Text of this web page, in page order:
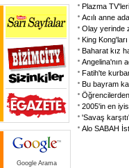
Google Arama
Plazma
Acılı anne
Olay yerinde
King
Baharat kız
Angelina'nın
Fatih'te
Bu bayram
2005'in en
'Savaş
Alo SABAH